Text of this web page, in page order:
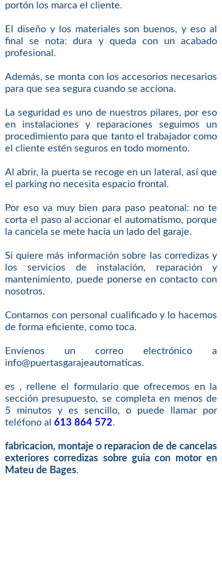
portón los marca el cliente.
El diseño y los materiales son buenos, y eso al
final se nota: dura y queda con un acabado
profesional.
Además, se monta con los accesorios necesarios
para que sea segura cuando se acciona.
La seguridad es uno de nuestros pilares, por eso
en instalaciones y reparaciones seguimos un
procedimiento para que tanto el trabajador como
el cliente estén seguros en todo momento.
Al abrir, la puerta se recoge en un lateral, así que
el parking no necesita espacio frontal.
Por eso va muy bien para paso peatonal: no te
corta el paso al accionar el automatismo, porque
la cancela se mete hacia un lado del garaje.
Si quiere más información sobre las corredizas y
los servicios de instalación, reparación y
mantenimiento, puede ponerse en contacto con
nosotros.
Contamos con personal cualificado y lo hacemos
de forma eficiente, como toca.
Envíenos un correo electrónico a
info@puertasgarajeautomaticas.
es , rellene el formulario que ofrecemos en la
sección presupuesto, se completa en menos de
5 minutos y es sencillo, o puede llamar por
teléfono al 613 864 572.
fabricacion, montaje o reparacion de de cancelas
exteriores corredizas sobre guia con motor en
Mateu de Bages.